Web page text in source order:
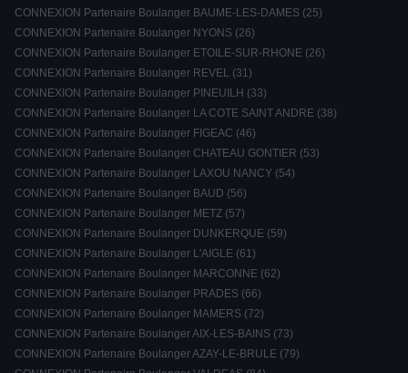
CONNEXION Partenaire Boulanger BAUME-LES-DAMES (25)
CONNEXION Partenaire Boulanger NYONS (26)
CONNEXION Partenaire Boulanger ETOILE-SUR-RHONE (26)
CONNEXION Partenaire Boulanger REVEL (31)
CONNEXION Partenaire Boulanger PINEUILH (33)
CONNEXION Partenaire Boulanger LA COTE SAINT ANDRE (38)
CONNEXION Partenaire Boulanger FIGEAC (46)
CONNEXION Partenaire Boulanger CHATEAU GONTIER (53)
CONNEXION Partenaire Boulanger LAXOU NANCY (54)
CONNEXION Partenaire Boulanger BAUD (56)
CONNEXION Partenaire Boulanger METZ (57)
CONNEXION Partenaire Boulanger DUNKERQUE (59)
CONNEXION Partenaire Boulanger L'AIGLE (61)
CONNEXION Partenaire Boulanger MARCONNE (62)
CONNEXION Partenaire Boulanger PRADES (66)
CONNEXION Partenaire Boulanger MAMERS (72)
CONNEXION Partenaire Boulanger AIX-LES-BAINS (73)
CONNEXION Partenaire Boulanger AZAY-LE-BRULE (79)